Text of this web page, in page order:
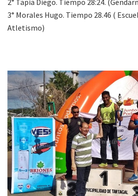
3° Morales Hugo. Tiempo 28.46 (
Atletismo)